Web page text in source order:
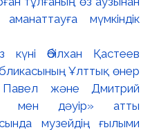
Әбілхан Қастеев
Ұлттық өнер
Павел және Дмитрий
мен дәуір» атты
музейдің ғылыми